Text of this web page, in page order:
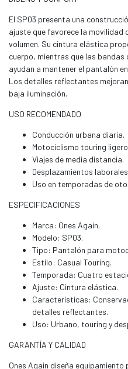
El SP03 presenta una
ajuste que favorece la movilidad
volumen. Su cintura elástica
cuerpo, mientras que las bandas
ayudan a mantener el pantalón
Los detalles reflectantes
baja iluminación.
USO RECOMENDADO
Conducción urbana diaria.
Motociclismo touring
Viajes de media distancia.
Desplazamientos
Uso en temporadas de
ESPECIFICACIONES
Marca: Ones Again.
Modelo: SP03.
Tipo: Pantalón para
Estilo: Casual Touring.
Temporada: Cuatro
Ajuste: Cintura elástica.
Características:
detalles reflectantes.
Uso: Urbano, touring y
GARANTÍA Y CALIDAD
Ones Again diseña